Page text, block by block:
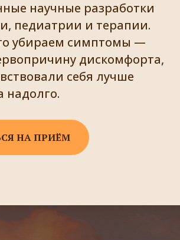
научные разработки
педиатрии и терапии.
убираем симптомы —
дискомфорта,
себя лучше
надолго.
НА ПРИЁМ